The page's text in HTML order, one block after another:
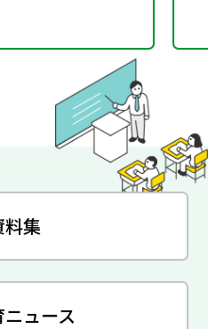
集
ュース